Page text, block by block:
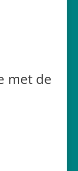
met de